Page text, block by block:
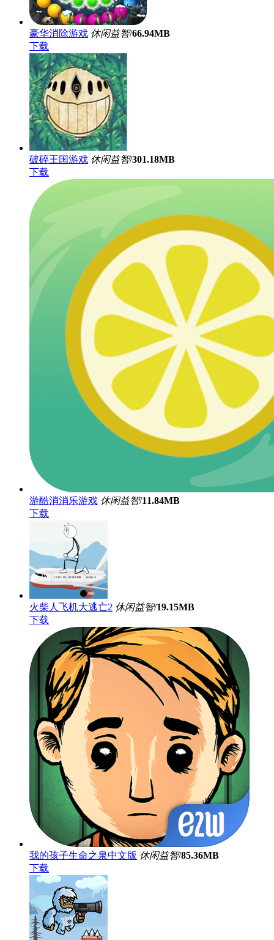
豪华消除游戏 休闲益智/66.94MB
下载
破碎王国游戏 休闲益智/301.18MB
下载
游酷消消乐游戏 休闲益智/11.84MB
下载
火柴人飞机大逃亡2 休闲益智/19.15MB
下载
我的孩子生命之泉中文版 休闲益智/85.36MB
下载